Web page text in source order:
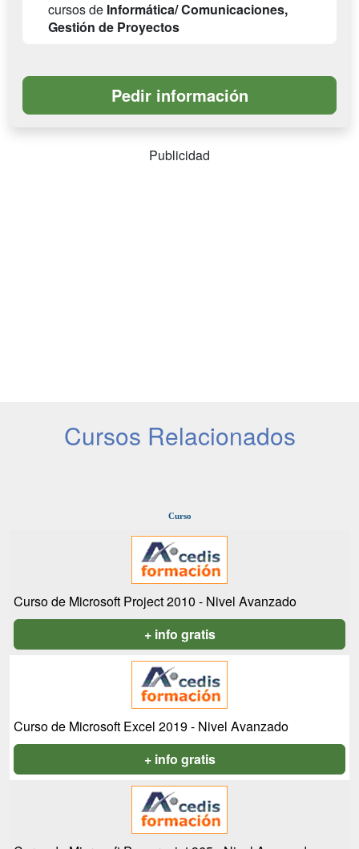
cursos de Informática/ Comunicaciones,
Gestión de Proyectos
Publicidad
Cursos Relacionados
Curso
Curso de Microsoft Project 2010 - Nivel Avanzado
+ info gratis
Curso de Microsoft Excel 2019 - Nivel Avanzado
+ info gratis